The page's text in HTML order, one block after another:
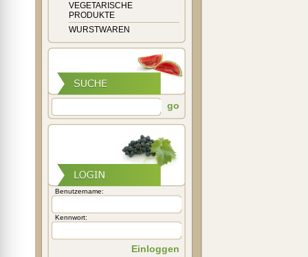
VEGETARISCHE
PRODUKTE
WURSTWAREN
go
Benutzername:
Kennwort:
Einloggen